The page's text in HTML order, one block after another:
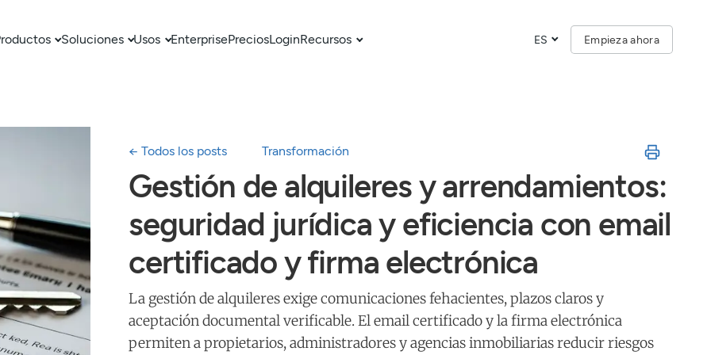
Soluciones Usos EnterprisePreciosLoginRecursos ES Empieza ahora
← Todos los posts Transformación
Gestión de alquileres y arrendamientos:
seguridad jurídica y eficiencia con email
certificado y firma electrónica
La gestión de alquileres exige comunicaciones fehacientes, plazos claros y
aceptación documental verificable. El email certificado y la firma electrónica
permiten a propietarios, administradores y agencias inmobiliarias reducir riesgos